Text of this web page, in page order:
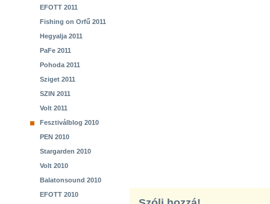
EFOTT 2011
Fishing on Orfű 2011
Hegyalja 2011
PaFe 2011
Pohoda 2011
Sziget 2011
SZIN 2011
Volt 2011
Fesztiválblog 2010
PEN 2010
Stargarden 2010
Volt 2010
Balatonsound 2010
EFOTT 2010